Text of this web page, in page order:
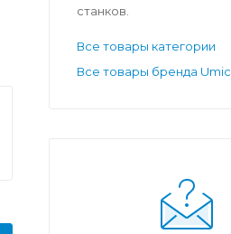
станков.
Все товары категории
Все товары бренда Umic